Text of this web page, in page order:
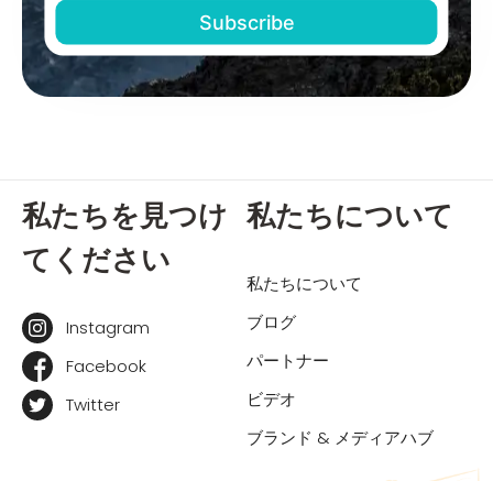
私たちを見つけ
てください
Instagram
Facebook
Twitter
私たちについて
私たちについて
ブログ
パートナー
ビデオ
ブランド & メディアハブ